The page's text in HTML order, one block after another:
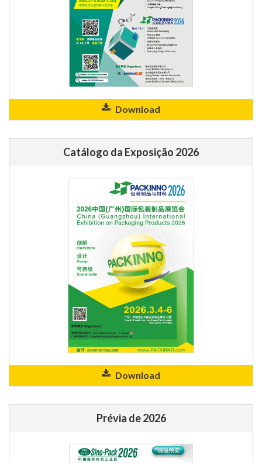
Download
Catálogo da Exposição 2026
Download
Prévia de 2026